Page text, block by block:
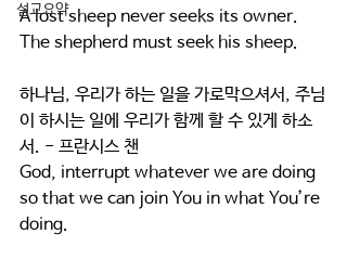
설교요약
A lost sheep never seeks its owner.
The shepherd must seek his sheep.
하나님, 우리가 하는 일을 가로막으셔서, 주님
이 하시는 일에 우리가 함께 할 수 있게 하소
서. - 프란시스 챈
God, interrupt whatever we are doing
so that we can join You in what You’re
doing.